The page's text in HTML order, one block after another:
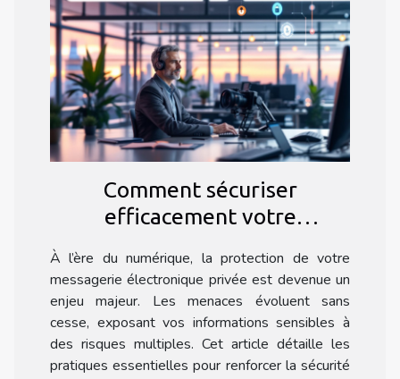
Comment sécuriser
efficacement votre
privée ?
À l’ère du numérique, la protection de votre
messagerie électronique privée est devenue un
enjeu majeur. Les menaces évoluent sans
cesse, exposant vos informations sensibles à
des risques multiples. Cet article détaille les
pratiques essentielles pour renforcer la sécurité